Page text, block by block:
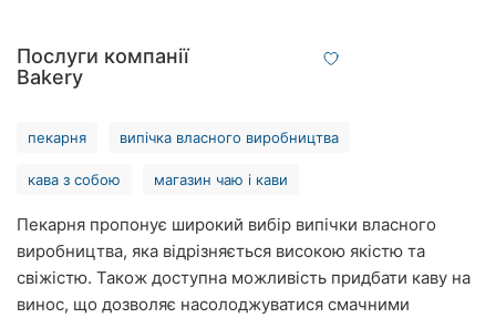
Тернопіль
Рівне
Кропивницький
Послуги компанії
Bakery
пекарня випічка власного виробництва
кава з собою магазин чаю і кави
Пекарня пропонує широкий вибір випічки власного
виробництва, яка відрізняється високою якістю та
свіжістю. Також доступна можливість придбати каву на
винос, що дозволяє насолоджуватися смачними